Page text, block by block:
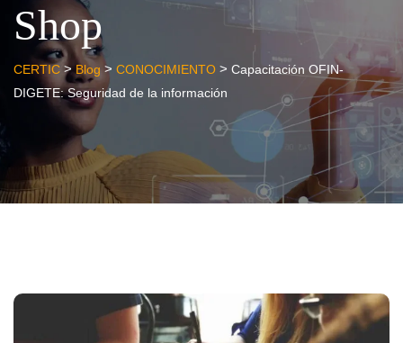
Shop
CERTIC >Blog > CONOCIMIENTO > Capacitación OFIN-
DIGETE: Seguridad de la información